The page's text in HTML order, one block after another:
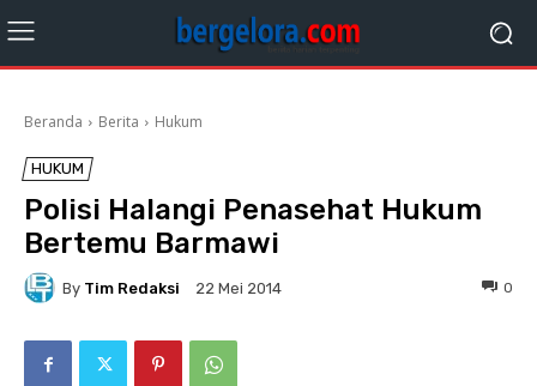
Beranda Berita Hukum
HUKUM
Polisi Halangi Penasehat Hukum
Bertemu Barmawi
By Tim Redaksi 22 Mei 2014 0